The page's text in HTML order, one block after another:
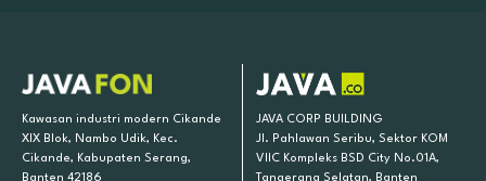
Kawasan industri modern Cikande
XIX Blok, Nambo Udik, Kec.
Cikande, Kabupaten Serang,
JAVA CORP BUILDING
Jl. Pahlawan Seribu, Sektor KOM
VIIC Kompleks BSD City No.01A,